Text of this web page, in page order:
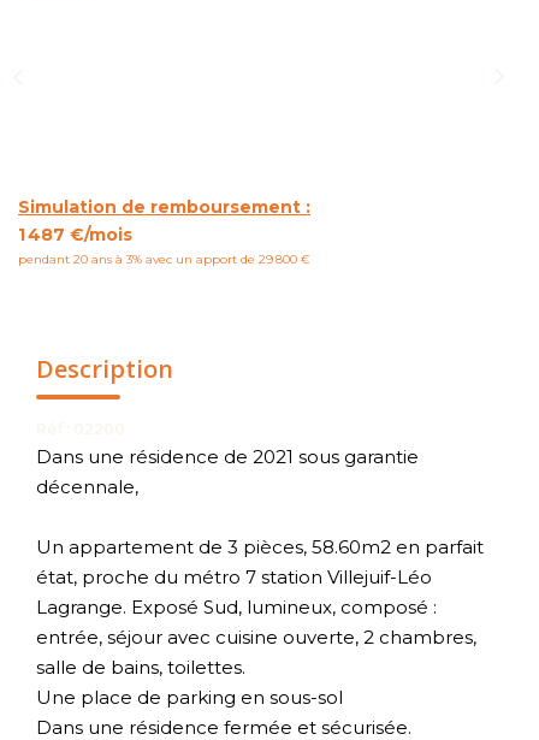
Simulation de remboursement :
1 487 €/mois
pendant 20 ans à 3% avec un apport de 29 800 €
Description
Dans une résidence de 2021 sous garantie
décennale,
Un appartement de 3 pièces, 58.60m2 en parfait
état, proche du métro 7 station Villejuif-Léo
Lagrange. Exposé Sud, lumineux, composé :
entrée, séjour avec cuisine ouverte, 2 chambres,
salle de bains, toilettes.
Une place de parking en sous-sol
Dans une résidence fermée et sécurisée.